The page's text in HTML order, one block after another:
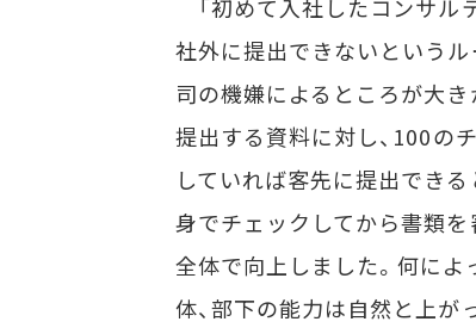
「初めて入社したコンサル
社外に提出できないというル
司の機嫌によるところが大
提出する資料に対し、100の
していれば客先に提出でき
身でチェックしてから書類
全体で向上しました。何によ
体、部下の能力は自然と上